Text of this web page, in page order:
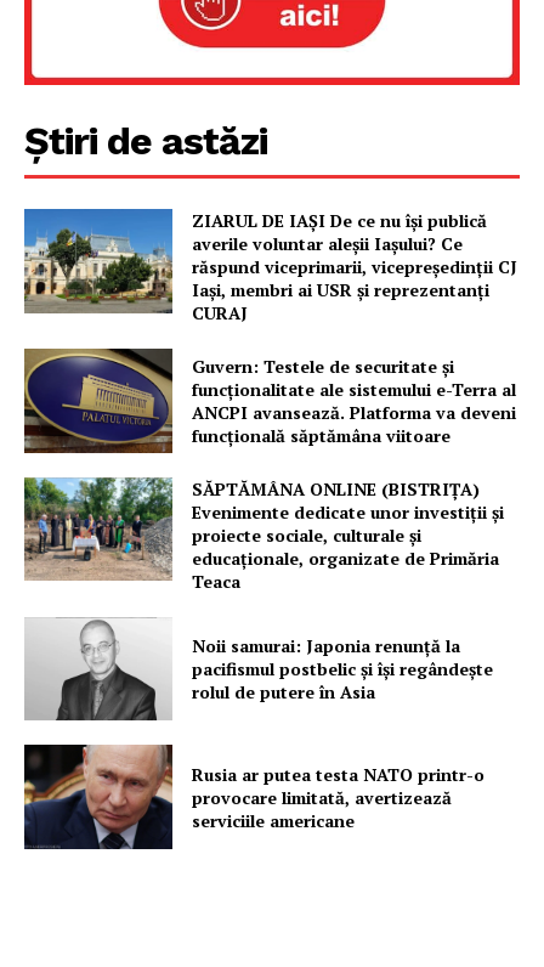
Știri de astăzi
ZIARUL DE IAȘI De ce nu își publică
averile voluntar aleșii Iașului? Ce
răspund viceprimarii, vicepreședinții CJ
Iași, membri ai USR și reprezentanți
CURAJ
Guvern: Testele de securitate și
funcționalitate ale sistemului e-Terra al
ANCPI avansează. Platforma va deveni
funcțională săptămâna viitoare
SĂPTĂMÂNA ONLINE (BISTRIȚA)
Evenimente dedicate unor investiții și
proiecte sociale, culturale și
educaționale, organizate de Primăria
Teaca
Noii samurai: Japonia renunță la
pacifismul postbelic și își regândește
rolul de putere în Asia
Rusia ar putea testa NATO printr-o
provocare limitată, avertizează
serviciile americane